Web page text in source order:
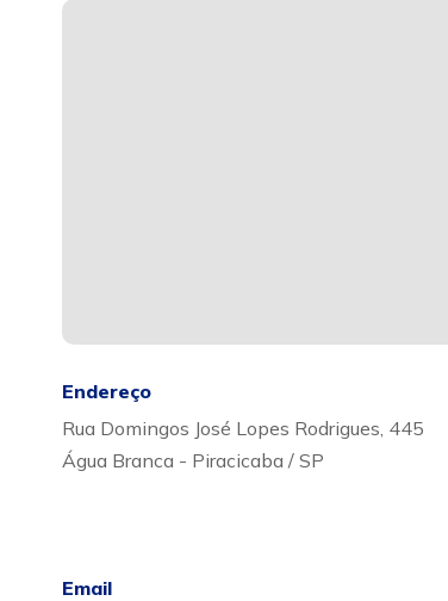
Endereço
Rua Domingos José Lopes Rodrigues, 445
Água Branca - Piracicaba / SP
Email